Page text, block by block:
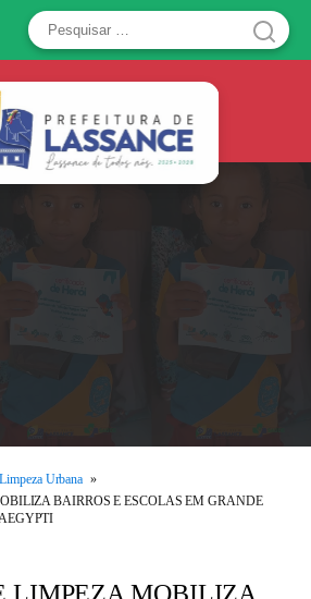
Pesquisar
Limpeza Urbana »
BAIRROS E ESCOLAS EM GRANDE